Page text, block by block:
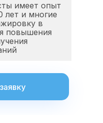
имеет опыт
лет и многие
в
повышения